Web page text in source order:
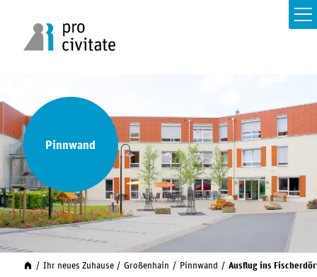
Pinnwand
Ihr neues Zuhause Großenhain Pinnwand Ausflug ins